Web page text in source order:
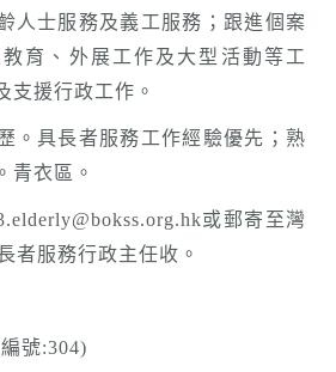
人士服務及義工服務；跟進個案
育、外展工作及大型活動等工
支援行政工作。
。具長者服務工作經驗優先；熟
青衣區。
或郵寄至灣
者服務行政主任收。
號:304)